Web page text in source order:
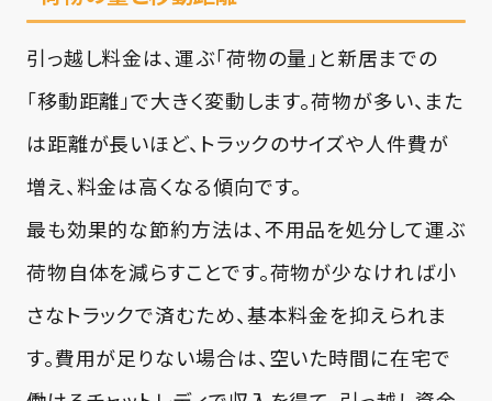
引っ越し料金は、運ぶ「荷物の量」と新居までの
「移動距離」で大きく変動します。荷物が多い、また
は距離が長いほど、トラックのサイズや人件費が
増え、料金は高くなる傾向です。
最も効果的な節約方法は、不用品を処分して運ぶ
荷物自体を減らすことです。荷物が少なければ小
さなトラックで済むため、基本料金を抑えられま
す。費用が足りない場合は、空いた時間に在宅で